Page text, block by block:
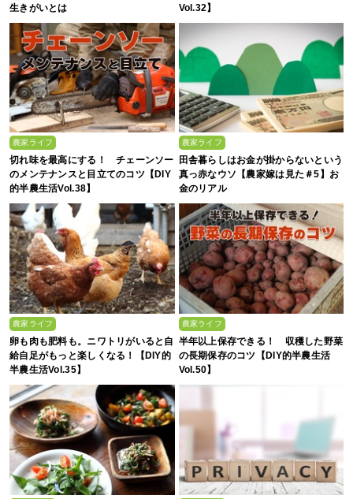
生きがいとは
Vol.32】
農家ライフ
切れ味を最高にする！ チェーンソー
のメンテナンスと目立てのコツ【DIY
的半農生活Vol.38】
農家ライフ
田舎暮らしはお金が掛からないという
真っ赤なウソ【農家嫁は見た＃5】お
金のリアル
農家ライフ
卵も肉も肥料も。ニワトリがいると自
給自足がもっと楽しくなる！【DIY的
半農生活Vol.35】
農家ライフ
半年以上保存できる！ 収穫した野菜
の長期保存のコツ【DIY的半農生活
Vol.50】